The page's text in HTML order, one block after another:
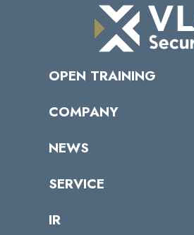
OPEN TRAINING
受講者の声
COMPANY
トップメッセージ
ミッション／ビジョン
パートナー企業一覧
NEWS
サイバーニュース
SERVICE
カテゴリー別サービス一覧
IR